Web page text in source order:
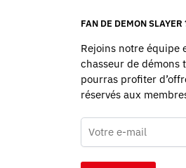
FAN DE DEMON SLAYER
Rejoins notre équipe
chasseur de démons
pourras profiter
réservés aux